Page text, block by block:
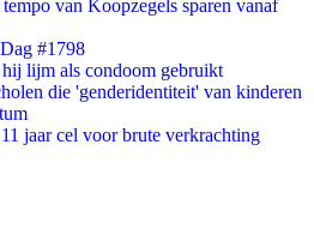
van Koopzegels sparen vanaf
#1798
lijm als condoom gebruikt
die 'genderidentiteit' van kinderen
jaar cel voor brute verkrachting